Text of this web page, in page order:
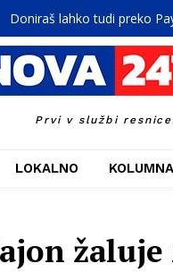
Doniraš lahko tudi preko
Prvi v službi
LOKALNO KOLUMNA
žaluje